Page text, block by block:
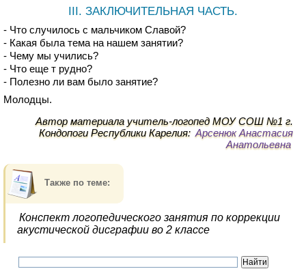
III. ЗАКЛЮЧИТЕЛЬНАЯ ЧАСТЬ.
- Что случилось с мальчиком Славой?
- Какая была тема на нашем занятии?
- Чему мы учились?
- Что еще т рудно?
- Полезно ли вам было занятие?
Молодцы.
Автор материала учитель-логопед МОУ СОШ №1 г.
Кондопоги Республики Карелия: Арсенюк Анастасия
Анатольевна
Также по теме:
Конспект логопедического занятия по коррекции
акустической дисграфии во 2 классе